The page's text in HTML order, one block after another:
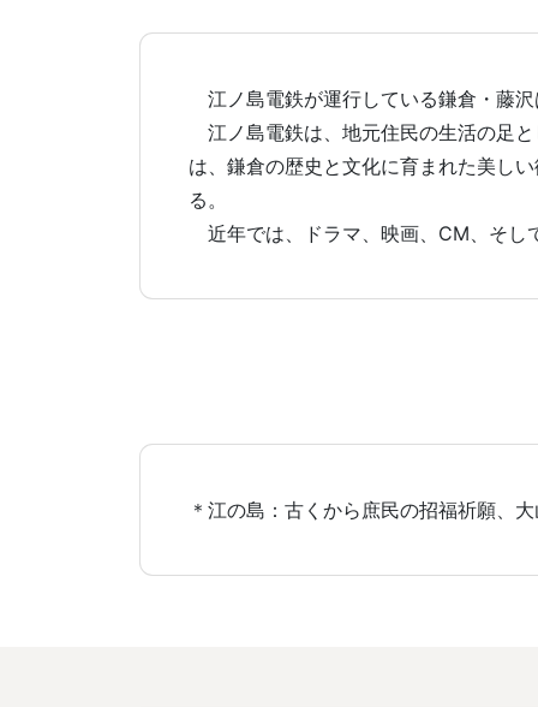
江ノ島電鉄が運行している鎌倉・藤
江ノ島電鉄は、地元住民の生活の足
は、鎌倉の歴史と文化に育まれた美し
る。
近年では、ドラマ、映画、CM、そし
＊江の島：古くから庶民の招福祈願、